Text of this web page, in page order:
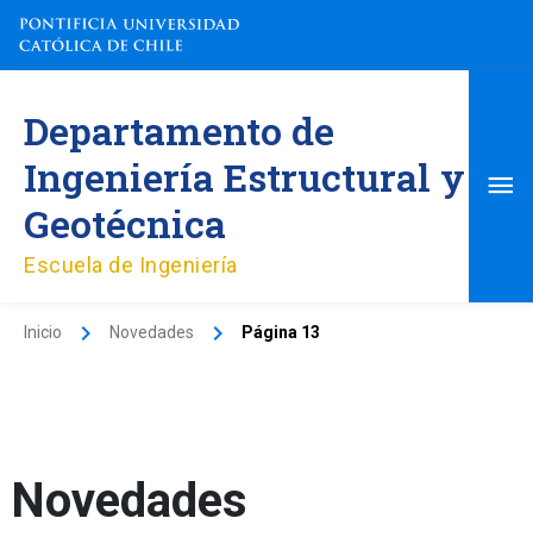
contenido
Departamento de
Ingeniería Estructural y
Geotécnica
Escuela de Ingeniería
Inicio Novedades Página 13
Novedades